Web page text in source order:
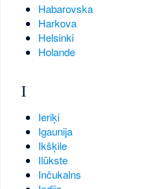
Habarovska
Harkova
Helsinki
Holande
I
Ieriķi
Igaunija
Ikšķile
Ilūkste
Inčukalns